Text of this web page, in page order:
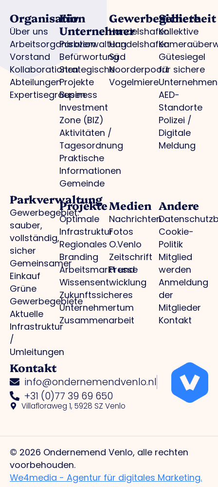
Organisation
Über uns
Arbeitsorganisation
Vorstand
Kollaborationen
Abteilungen
Expertisegroepen
Für
Unternehmer
Parkverwaltung
Befürwortung
Strategische
Projekte
Business
Investment
Zone (BIZ)
Aktivitäten /
Tagesordnung
Praktische
Informationen
Gemeinde
Gewerbegebiete
Handelshafen
Handelshafen
Süd
Noorderpoort
Vogelmiere
Sicherheit
Kollektive
Gütesiegel
für sichere
Unternehmen
AED-
Standorte
Polizei /
Digitale
Meldung
Parkverwaltung
Gewerbegebiet:
sauber,
vollständig,
sicher
Gemeinsamer
Einkauf
Grüne
Gewerbegebiete
Aktuelle
Infrastruktur
/
Umleitungen
Projekte
Optimale
Infrastruktur
Regionales
Branding
Arbeitsmarkt und
Wissensentwicklung
Zukunftssicheres
Unternehmertum
Zusammenarbeit
Medien
Nachrichten
Fotos
O.Venlo
Zeitschrift
Presse
Andere
Cookie-
Politik
Mitglied
werden
Anmeldung
der
Mitglieder
Kontakt
Kontakt
info@ondernemendvenlo.nl
+31 (0)77 39 69 650
Villafloraweg 1, 5928 SZ Venlo
© 2026 Ondernemend Venlo, alle rechten
voorbehouden.
We4media - Agentur für digitales Marketing.